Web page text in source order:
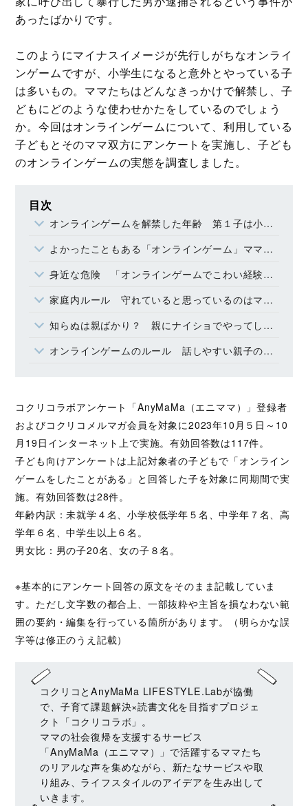
あったばかりです。
このようにマイナスイメージが先行しがちなオンライ
ンゲームですが、小学生になると意外とやっている子
は多いもの。ママたちはどんなきっかけで解禁し、子
どもにどのような使わせかたをしているのでしょう
か。今回はオンラインゲームについて、利用している
子どもとそのママ双方にアンケートを実施し、子ども
のオンラインゲームの実態を調査しました。
目次
オンラインゲームを解禁した年齢 第１子は小学校入学後が多い
よかったこともある「オンラインゲーム」ママの意見 子どもの意見
身近な危険 「オンラインゲームでこわい経験をした」
家庭内ルール 守れていると思っているのはママだけ？
知らぬは親ばかり？ 親にナイショでやってしまったこと
オンラインゲームのルール 話しやすい親子の関係性が重要なのでは
コクリコラボアンケート「AnyMaMa（エニママ）」登録者
およびコクリコメルマガ会員を対象に2023年10月５日～10
月19日インターネット上で実施。有効回答数は117件。
子ども向けアンケートは上記対象者の子どもで「オンライン
ゲームをしたことがある」と回答した子を対象に同期間で実
施。有効回答数は28件。
年齢内訳：未就学４名、小学校低学年５名、中学年７名、高
学年６名、中学生以上６名。
男女比：男の子20名、女の子８名。
※基本的にアンケート回答の原文をそのまま記載していま
す。ただし文字数の都合上、一部抜粋や主旨を損なわない範
囲の要約・編集を行っている箇所があります。（明らかな誤
字等は修正のうえ記載）
コクリコとAnyMaMa LIFESTYLE.Labが協働
で、子育て課題解決×読書文化を目指すプロジェ
クト「コクリコラボ」。
ママの社会復帰を支援するサービス
「AnyMaMa（エニママ）」で活躍するママたち
のリアルな声を集めながら、新たなサービスや取
り組み、ライフスタイルのアイデアを生み出して
いきます。